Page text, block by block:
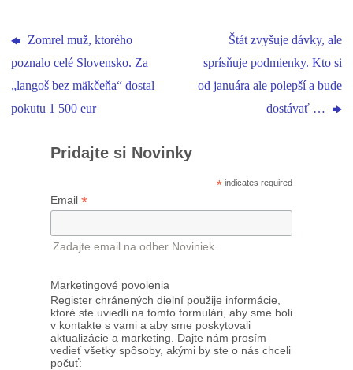
Zomrel muž, ktorého
poznalo celé Slovensko. Za
„langoš bez mäkčeňa“ dostal
pokutu 1 500 eur
Štát zvyšuje dávky, ale
sprísňuje podmienky. Kto si
od januára ale polepší a bude
dostávať …
Pridajte si Novinky
* indicates required
Email *
Zadajte email na odber Noviniek.
Marketingové povolenia
Register chránených dielní použije informácie,
ktoré ste uviedli na tomto formulári, aby sme boli
v kontakte s vami a aby sme poskytovali
aktualizácie a marketing. Dajte nám prosím
vedieť všetky spôsoby, akými by ste o nás chceli
počuť: